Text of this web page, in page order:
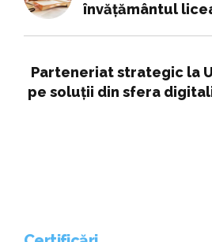
învățământul
de performanţi”
Parteneriat strategic la
pe soluții din sfera